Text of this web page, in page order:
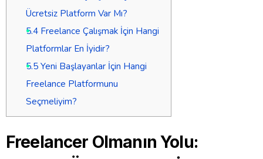
Ücretsiz Platform Var Mı?
5.4Freelance Çalışmak İçin Hangi
Platformlar En İyidir?
5.5Yeni Başlayanlar İçin Hangi
Freelance Platformunu
Seçmeliyim?
Freelancer Olmanın Yolu: